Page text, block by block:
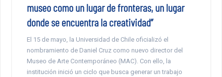
museo como un lugar de fronteras, un lugar
donde se encuentra la creatividad”
El 15 de mayo, la Universidad de Chile oficializó el
nombramiento de Daniel Cruz como nuevo director del
Museo de Arte Contemporáneo (MAC). Con ello, la
institución inició un ciclo que busca generar un trabajo